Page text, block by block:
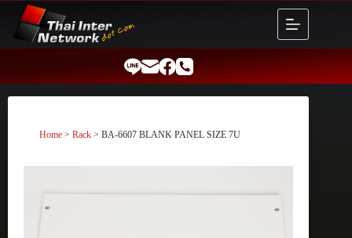
content
Home > Rack > BA-6607 BLANK PANEL SIZE 7U